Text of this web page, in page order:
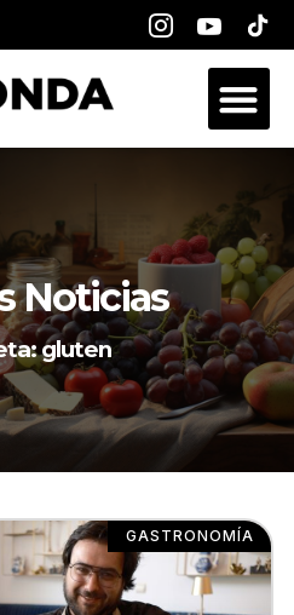
Noticias
gluten
GASTRONOMÍA